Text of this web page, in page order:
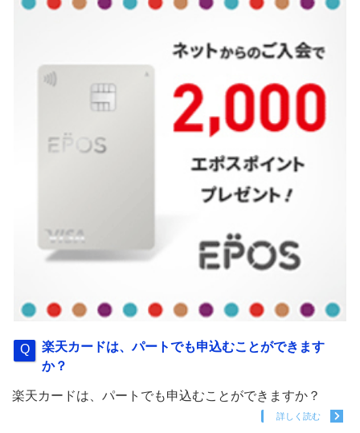
楽天カードは、パートでも申込むことができます
か？
楽天カードは、パートでも申込むことができますか？
詳しく読む